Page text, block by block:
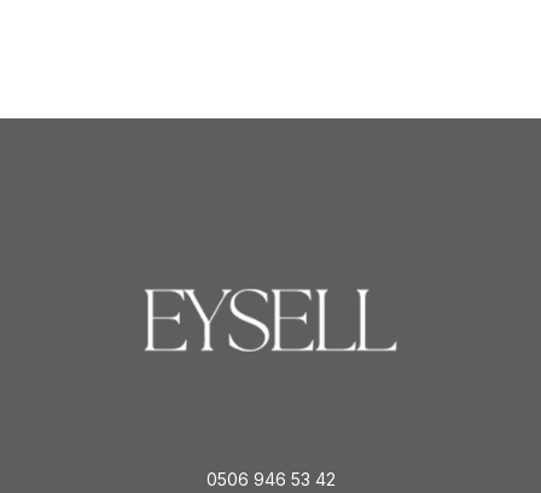
0506 946 53 42